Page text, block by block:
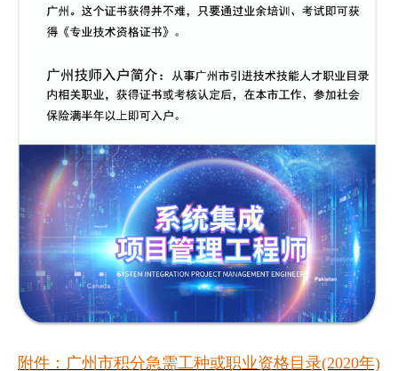
附件：广州市积分急需工种或职业资格目录(2020年)